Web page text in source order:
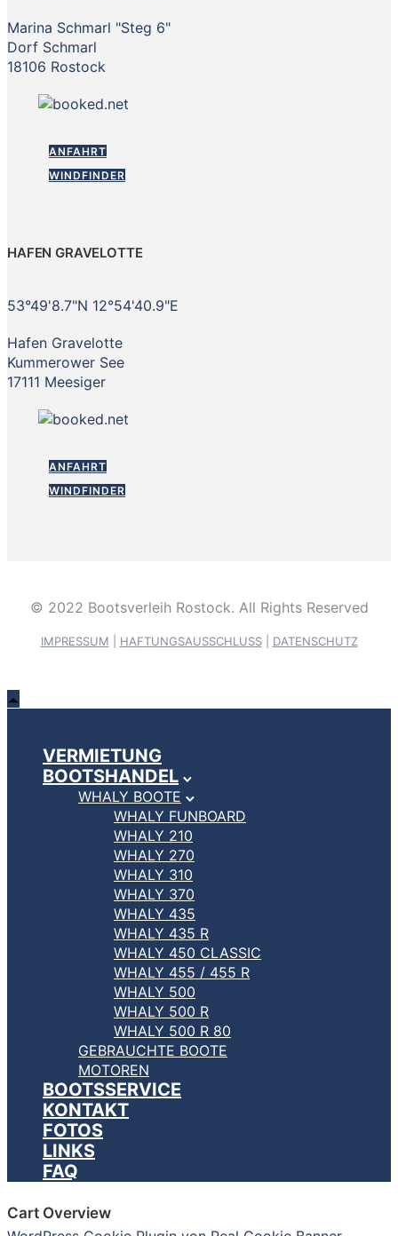
Marina Schmarl "Steg 6"
Dorf Schmarl
18106 Rostock
ANFAHRT
WINDFINDER
HAFEN GRAVELOTTE
53°49'8.7"N 12°54'40.9"E
Hafen Gravelotte
Kummerower See
17111 Meesiger
ANFAHRT
WINDFINDER
© 2022 Bootsverleih Rostock. All Rights Reserved
IMPRESSUM HAFTUNGSAUSSCHLUSS| DATENSCHUTZ
VERMIETUNG
BOOTSHANDEL
WHALY BOOTE
WHALY FUNBOARD
WHALY 210
WHALY 270
WHALY 310
WHALY 370
WHALY 435
WHALY 435 R
WHALY 450 CLASSIC
WHALY 455 / 455 R
WHALY 500
WHALY 500 R
WHALY 500 R 80
GEBRAUCHTE BOOTE
MOTOREN
BOOTSSERVICE
KONTAKT
FOTOS
LINKS
FAQ
Cart Overview